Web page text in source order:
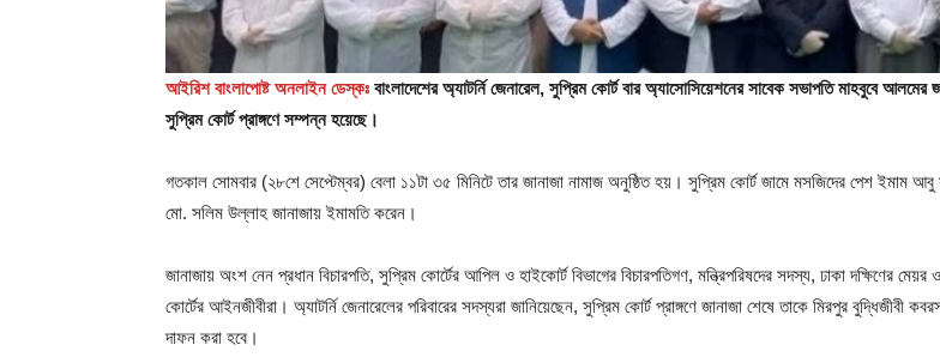
আইরিশ বাংলাপোষ্ট অনলাইন ডেস্কঃ বাংলাদেশের অ্যাটর্নি জেনারেল, সুপ্রিম কোর্ট বার অ্যাসোসিয়েশনের সাবেক সভাপতি মাহবুবে আলমের
সুপ্রিম কোর্ট প্রাঙ্গণে সম্পন্ন হয়েছে।
গতকাল সোমবার (২৮শে সেপ্টেম্বর) বেলা ১১টা ৩৫ মিনিটে তার জানাজা নামাজ অনুষ্ঠিত হয়। সুপ্রিম কোর্ট জামে মসজিদের পেশ ইমাম আবু
মো. সলিম উল্লাহ জানাজায় ইমামতি করেন।
জানাজায় অংশ নেন প্রধান বিচারপতি, সুপ্রিম কোর্টের আপিল ও হাইকোর্ট বিভাগের বিচারপতিগণ, মন্ত্রিপরিষদের সদস্য, ঢাকা দক্ষিণের মেয়র
কোর্টের আইনজীবীরা। অ্যাটর্নি জেনারেলের পরিবারের সদস্যরা জানিয়েছেন, সুপ্রিম কোর্ট প্রাঙ্গণে জানাজা শেষে তাকে মিরপুর বুদ্ধিজীবী
দাফন করা হবে।